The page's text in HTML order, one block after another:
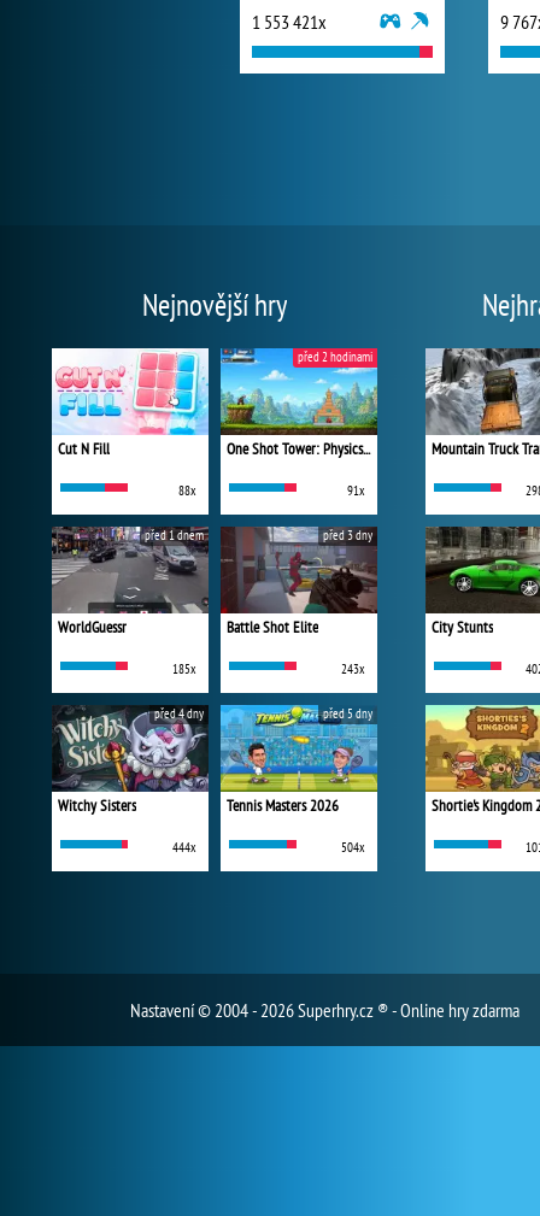
1 553 421x 9
Nejnovější hry
Cut N Fill
88x
One Shot Tower: Physics Destroyer
91x
před 2 hodinami
WorldGuessr
185x
před 1 dnem
Battle Shot Elite
243x
před 3 dny
Witchy Sisters
444x
před 4 dny
Tennis Masters 2026
504x
před 5 dny
Mountain Truck
City Stunts
Shortie's Kingdom
Nastavení© 2004 - 2026 Superhry.cz ® - Online hry zdarma